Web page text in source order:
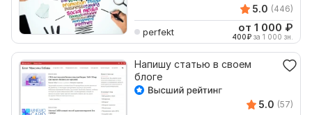
5.0 (446)
perfekt от 1 000 ₽
400₽ за 1 000 зн.
Напишу статью в своем
блоге
5.0 (57)